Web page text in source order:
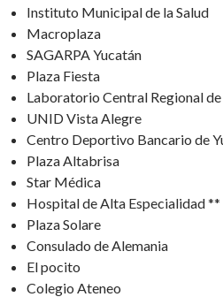
Instituto Municipal de la Salud
Macroplaza
SAGARPA Yucatán
Plaza Fiesta
Laboratorio Central Regional
UNID Vista Alegre
Centro Deportivo Bancario de
Plaza Altabrisa
Star Médica
Hospital de Alta Especialidad **
Plaza Solare
Consulado de Alemania
El pocito
Colegio Ateneo